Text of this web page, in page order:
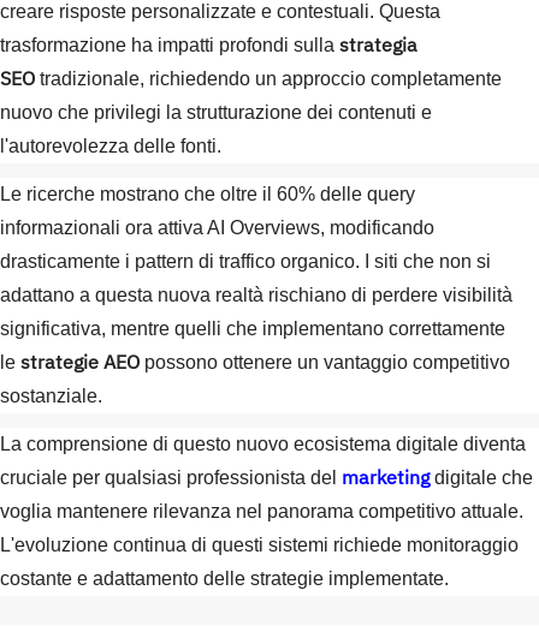
creare risposte personalizzate e contestuali. Questa
trasformazione ha impatti profondi sulla strategia
SEO tradizionale, richiedendo un approccio completamente
nuovo che privilegi la strutturazione dei contenuti e
l'autorevolezza delle fonti.
Le ricerche mostrano che oltre il 60% delle query
informazionali ora attiva AI Overviews, modificando
drasticamente i pattern di traffico organico. I siti che non si
adattano a questa nuova realtà rischiano di perdere visibilità
significativa, mentre quelli che implementano correttamente
le strategie AEO possono ottenere un vantaggio competitivo
sostanziale.
La comprensione di questo nuovo ecosistema digitale diventa
cruciale per qualsiasi professionista del marketingdigitale che
voglia mantenere rilevanza nel panorama competitivo attuale.
L'evoluzione continua di questi sistemi richiede monitoraggio
costante e adattamento delle strategie implementate.